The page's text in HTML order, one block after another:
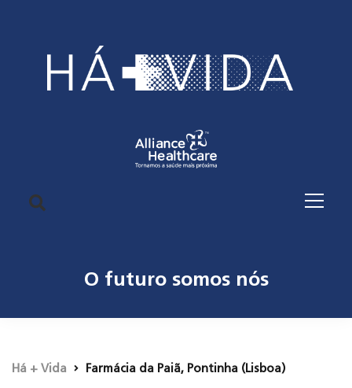
O futuro somos nós
Há + Vida Farmácia da Paiã, Pontinha (Lisboa)